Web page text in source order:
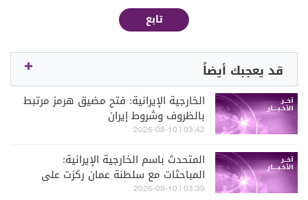
تابع
قد يعجبك أيضاً
الخارجية الإيرانية: فتح مضيق هرمز مرتبط
بالظروف وشروط إيران
03:42 | 2026-08-10
المتحدث باسم الخارجية الإيرانية:
المباحثات مع سلطنة عمان ركزت على
تحديد مسارات العبور في مضيق هرمز
03:39 | 2026-08-10